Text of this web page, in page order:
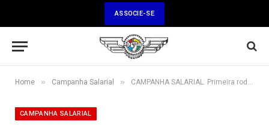
ASSOCIE-SE
Home » Campanha Salarial » CAMPANHA SALARIAL: Primeira rodada de negociação não traz avanços, mas estabelece calendário
CAMPANHA SALARIAL